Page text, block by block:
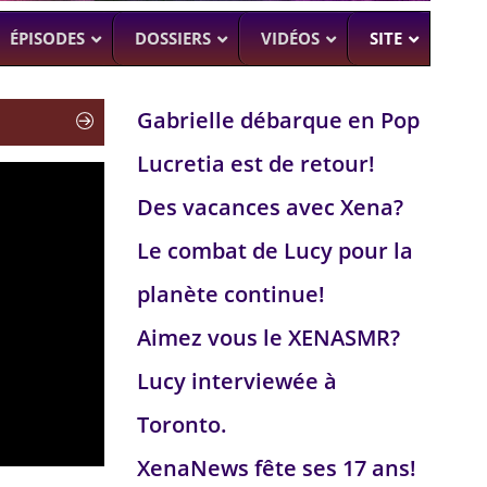
–
ÉPISODES DOSSIERS VIDÉOS SITE
Gabrielle débarque en Pop
Lucretia est de retour!
Des vacances avec Xena?
Le combat de Lucy pour la
planète continue!
Aimez vous le XENASMR?
Lucy interviewée à
Toronto.
XenaNews fête ses 17 ans!